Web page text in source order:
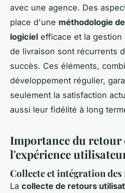
avec une agence. Des
place d'une méthodologie
logiciel efficace et la
de livraison sont récurrents
succès. Ces éléments,
développement régulier,
seulement la satisfaction
aussi leur fidélité à long
Importance du retour
l'expérience
Collecte et intégration
La collecte de retours